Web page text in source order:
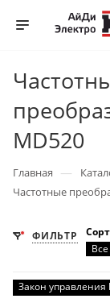
MD520
Главная —
Частотные
ФИЛЬТР
Закон